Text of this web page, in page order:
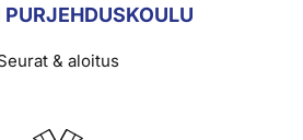
& aloitus